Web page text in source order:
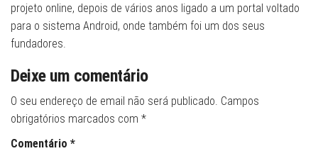
projeto online, depois de vários anos ligado a um portal voltado
para o sistema Android, onde também foi um dos seus
fundadores.
Deixe um comentário
O seu endereço de email não será publicado. Campos
obrigatórios marcados com *
Comentário *